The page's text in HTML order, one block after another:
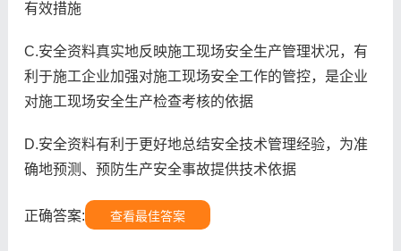
有效措施
C.安全资料真实地反映施工现场安全生产管理状况，有
利于施工企业加强对施工现场安全工作的管控，是企业
对施工现场安全生产检查考核的依据
D.安全资料有利于更好地总结安全技术管理经验，为准
确地预测、预防生产安全事故提供技术依据
正确答案: 查看最佳答案